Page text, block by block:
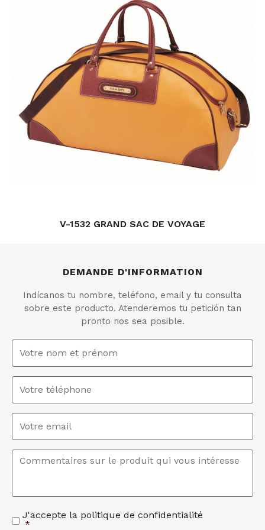
V-1532 GRAND SAC DE VOYAGE
DEMANDE D'INFORMATION
Indícanos tu nombre, teléfono, email y tu consulta
sobre este producto. Atenderemos tu petición tan
pronto nos sea posible.
Nom
et
prénom *
Téléphone
Email
Commentaires
Acceptation
J'accepte la politique de confidentialité
*